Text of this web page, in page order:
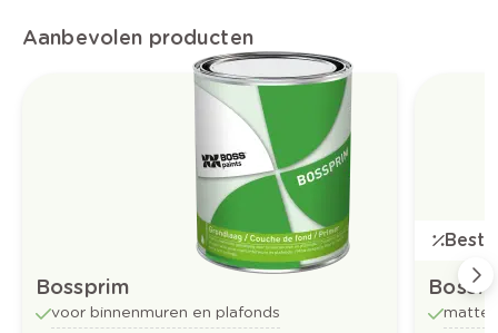
Aanbevolen producten
Bossprim
voor binnenmuren en plafonds
matte